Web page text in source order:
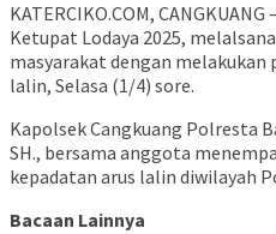
KATERCIKO.COM,
Ketupat Lodaya 2025,
masyarakat dengan melakukan
lalin, Selasa (1/4) sore.
Kapolsek Cangkuang Polresta
SH., bersama anggota
kepadatan arus lalin diwilayah
Bacaan Lainnya